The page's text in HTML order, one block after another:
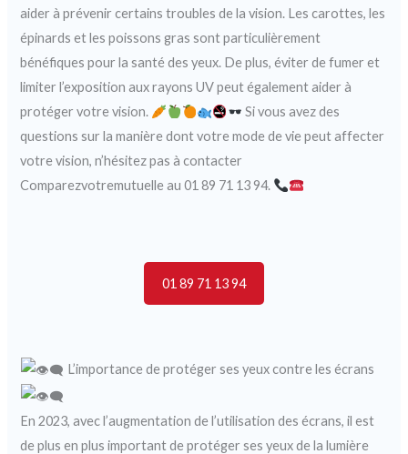
aider à prévenir certains troubles de la vision. Les carottes, les
épinards et les poissons gras sont particulièrement
bénéfiques pour la santé des yeux. De plus, éviter de fumer et
limiter l’exposition aux rayons UV peut également aider à
protéger votre vision.
Si vous avez des
questions sur la manière dont votre mode de vie peut affecter
votre vision, n’hésitez pas à contacter
Comparezvotremutuelle au 01 89 71 13 94.
01 89 71 13 94
L’importance de protéger ses yeux contre les écrans
En 2023, avec l’augmentation de l’utilisation des écrans, il est
de plus en plus important de protéger ses yeux de la lumière